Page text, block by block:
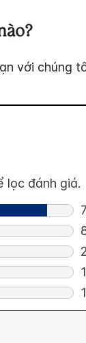
với chúng